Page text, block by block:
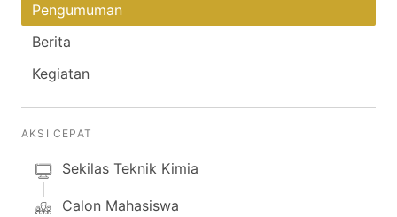
Pengumuman
Berita
Kegiatan
AKSI CEPAT
Sekilas Teknik Kimia
Calon Mahasiswa